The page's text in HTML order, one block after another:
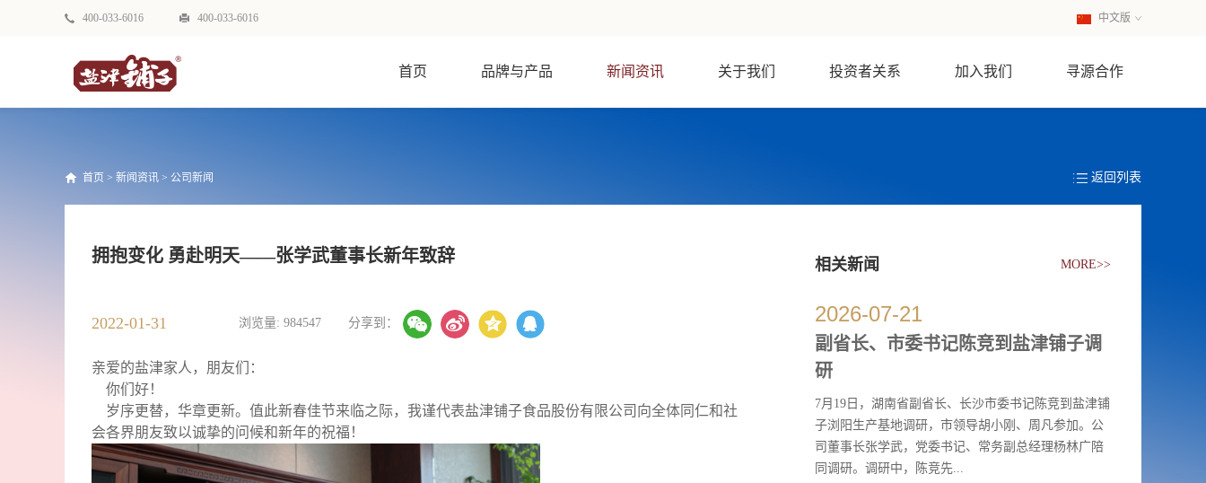
400-033-6016 400-033-6016 中文版
首页 品牌与产品 新闻资讯 关于我们 投资者关系 加入我们 寻源合作
首页 > 新闻资讯 > 公司新闻 返回列表
拥抱变化 勇赴明天——张学武董事长新年致辞
2022-01-31 浏览量: 984547 分享到：
亲爱的盐津家人，朋友们：
你们好！
岁序更替，华章更新。值此新春佳节来临之际，我谨代表盐津铺子食品股份有限公司向全体同仁和社
会各界朋友致以诚挚的问候和新年的祝福！
相关新闻 MORE>>
2026-07-21
副省长、市委书记陈竞到盐津铺子调
研
7月19日，湖南省副省长、长沙市委书记陈竞到盐津铺
子浏阳生产基地调研，市领导胡小刚、周凡参加。公
司董事长张学武，党委书记、常务副总经理杨林广陪
同调研。调研中，陈竞先...